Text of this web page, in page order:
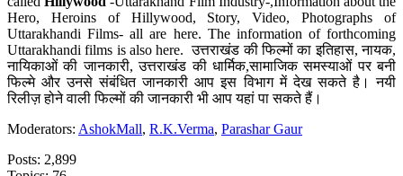
Hero, Heroins of Hillywood, Story, Video, Photographs of
Uttarakhandi Films- all are here. The information of forthcoming
Uttarakhandi films is also here. उत्तराखंड की फिल्मों का इतिहास, नायक,
नायिकाओं की जानकारी, उत्तराखंड की धार्मिक,सामाजिक समस्याओं पर बनी
फिल्मे और उनसे संबंधित जानकारी आप इस विभाग में देख सकते है। नयी
रिलीज़ होने वाली फिल्मों की जानकारी भी आप यहां पा सकते हैं।
Moderators: AshokMall, R.K.Verma, Parashar Gaur
Posts: 2,899